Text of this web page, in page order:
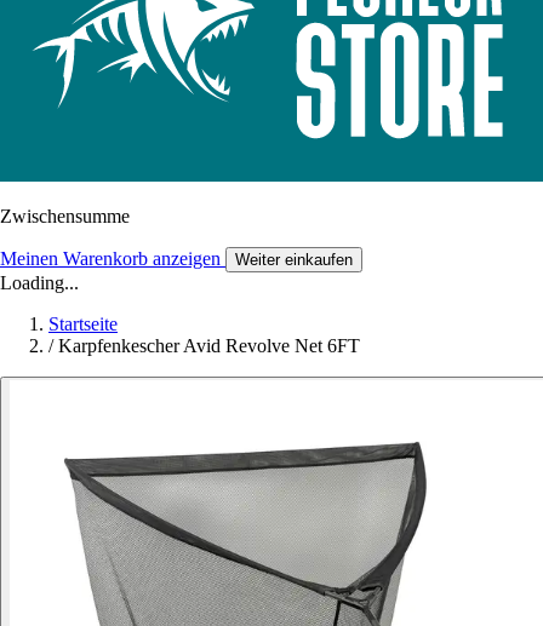
Zwischensumme
Meinen Warenkorb anzeigen Weiter einkaufen
Loading...
Startseite
/ Karpfenkescher Avid Revolve Net 6FT